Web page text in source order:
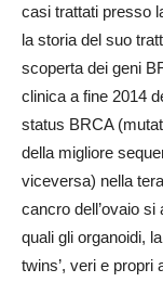
casi trattati presso
la storia del suo
scoperta dei geni
clinica a fine 2014
status BRCA
della migliore
viceversa) nella
cancro dell’ovaio
quali gli organoidi,
twins’, veri e propri